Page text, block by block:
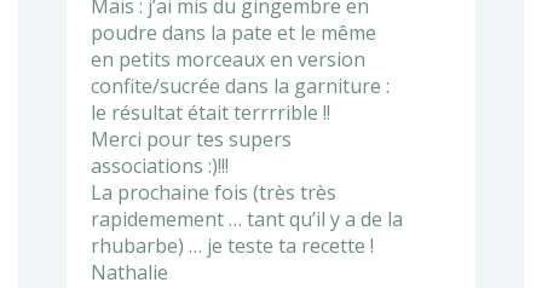
Mais : j’ai mis du gingembre en
poudre dans la pate et le même
en petits morceaux en version
confite/sucrée dans la garniture :
le résultat était terrrrible !!
Merci pour tes supers
associations :)!!!
La prochaine fois (très très
rapidemement … tant qu’il y a de la
rhubarbe) … je teste ta recette !
Nathalie